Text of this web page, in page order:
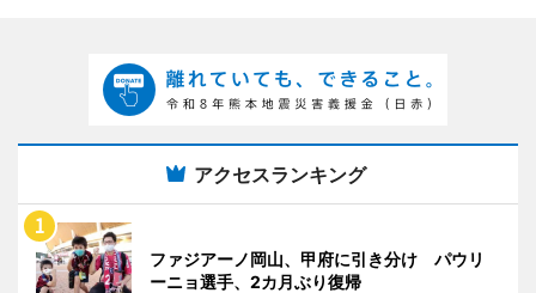
アクセスランキング
ファジアーノ岡山、甲府に引き分け パウリ
ーニョ選手、2カ月ぶり復帰